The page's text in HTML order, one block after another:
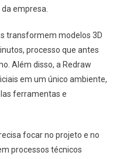
empresa.
transformem modelos 3D
processo que antes
Além disso, a Redraw
em um único ambiente,
ferramentas e
focar no projeto e no
processos técnicos